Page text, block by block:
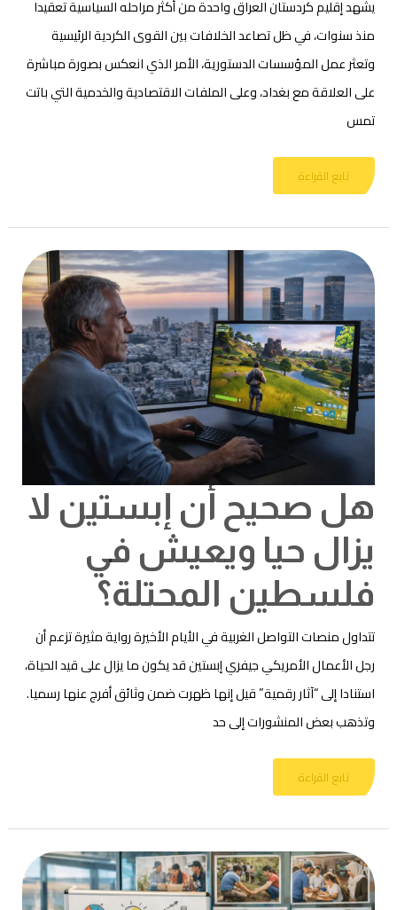
يشهد إقليم كردستان العراق واحدة من أكثر مراحله السياسية تعقيدا
منذ سنوات، في ظل تصاعد الخلافات بين القوى الكردية الرئيسية
وتعثر عمل المؤسسات الدستورية، الأمر الذي انعكس بصورة مباشرة
على العلاقة مع بغداد، وعلى الملفات الاقتصادية والخدمية التي باتت
تمس
تابع القراءة
هل صحيح أن إبستين لا
يزال حيا ويعيش في
فلسطين المحتلة؟
تتداول منصات التواصل الغربية في الأيام الأخيرة رواية مثيرة تزعم أن
رجل الأعمال الأمريكي جيفري إبستين قد يكون ما يزال على قيد الحياة،
استنادا إلى “آثار رقمية” قيل إنها ظهرت ضمن وثائق أفرج عنها رسميا.
وتذهب بعض المنشورات إلى حد
هل
أنإبستينلا
يزال
حيا
ويعيش
في
فلسطين
المحتلة؟
تابع القراءة
“الابتكار
منهجية
خلاص
للدعوة
والأوطان
الإسلامية